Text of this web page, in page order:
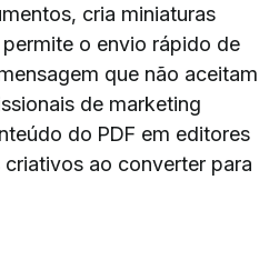
cria miniaturas
o envio rápido de
que não aceitam
de marketing
do PDF em editores
ao converter para